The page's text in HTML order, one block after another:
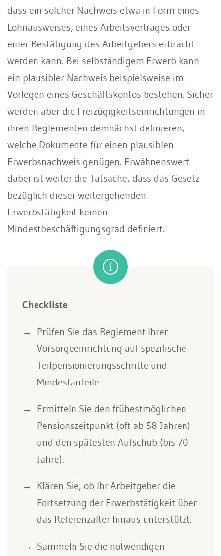
dass ein solcher Nachweis etwa in Form eines
Lohnausweises, eines Arbeitsvertrages oder
einer Bestätigung des Arbeitgebers erbracht
werden kann. Bei selbständigem Erwerb kann
ein plausibler Nachweis beispielsweise im
Vorlegen eines Geschäftskontos bestehen. Sicher
werden aber die Freizügigkeitseinrichtungen in
ihren Reglementen demnächst definieren,
welche Dokumente für einen plausiblen
Erwerbsnachweis genügen. Erwähnenswert
dabei ist weiter die Tatsache, dass das Gesetz
bezüglich dieser weitergehenden
Erwerbstätigkeit keinen
Mindestbeschäftigungsgrad definiert.
Checkliste
Prüfen Sie das Reglement Ihrer
Vorsorgeeinrichtung auf spezifische
Teilpensionierungsschritte und
Mindestanteile.
Ermitteln Sie den frühestmöglichen
Pensionszeitpunkt (oft ab 58 Jahren)
und den spätesten Aufschub (bis 70
Jahre).
Klären Sie, ob Ihr Arbeitgeber die
Fortsetzung der Erwerbstätigkeit über
das Referenzalter hinaus unterstützt.
Sammeln Sie die notwendigen